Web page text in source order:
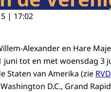
| 17:02
Alexander en Hare
juni tot en met woensdag 3
Staten van Amerika (zie
D.C., Grand